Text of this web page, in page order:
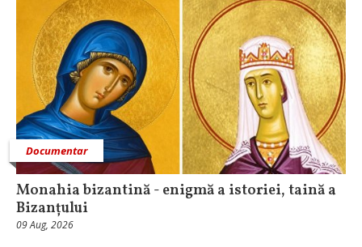
Documentar
Monahia bizantină - enigmă a istoriei, taină a
Bizanțului
09 Aug, 2026